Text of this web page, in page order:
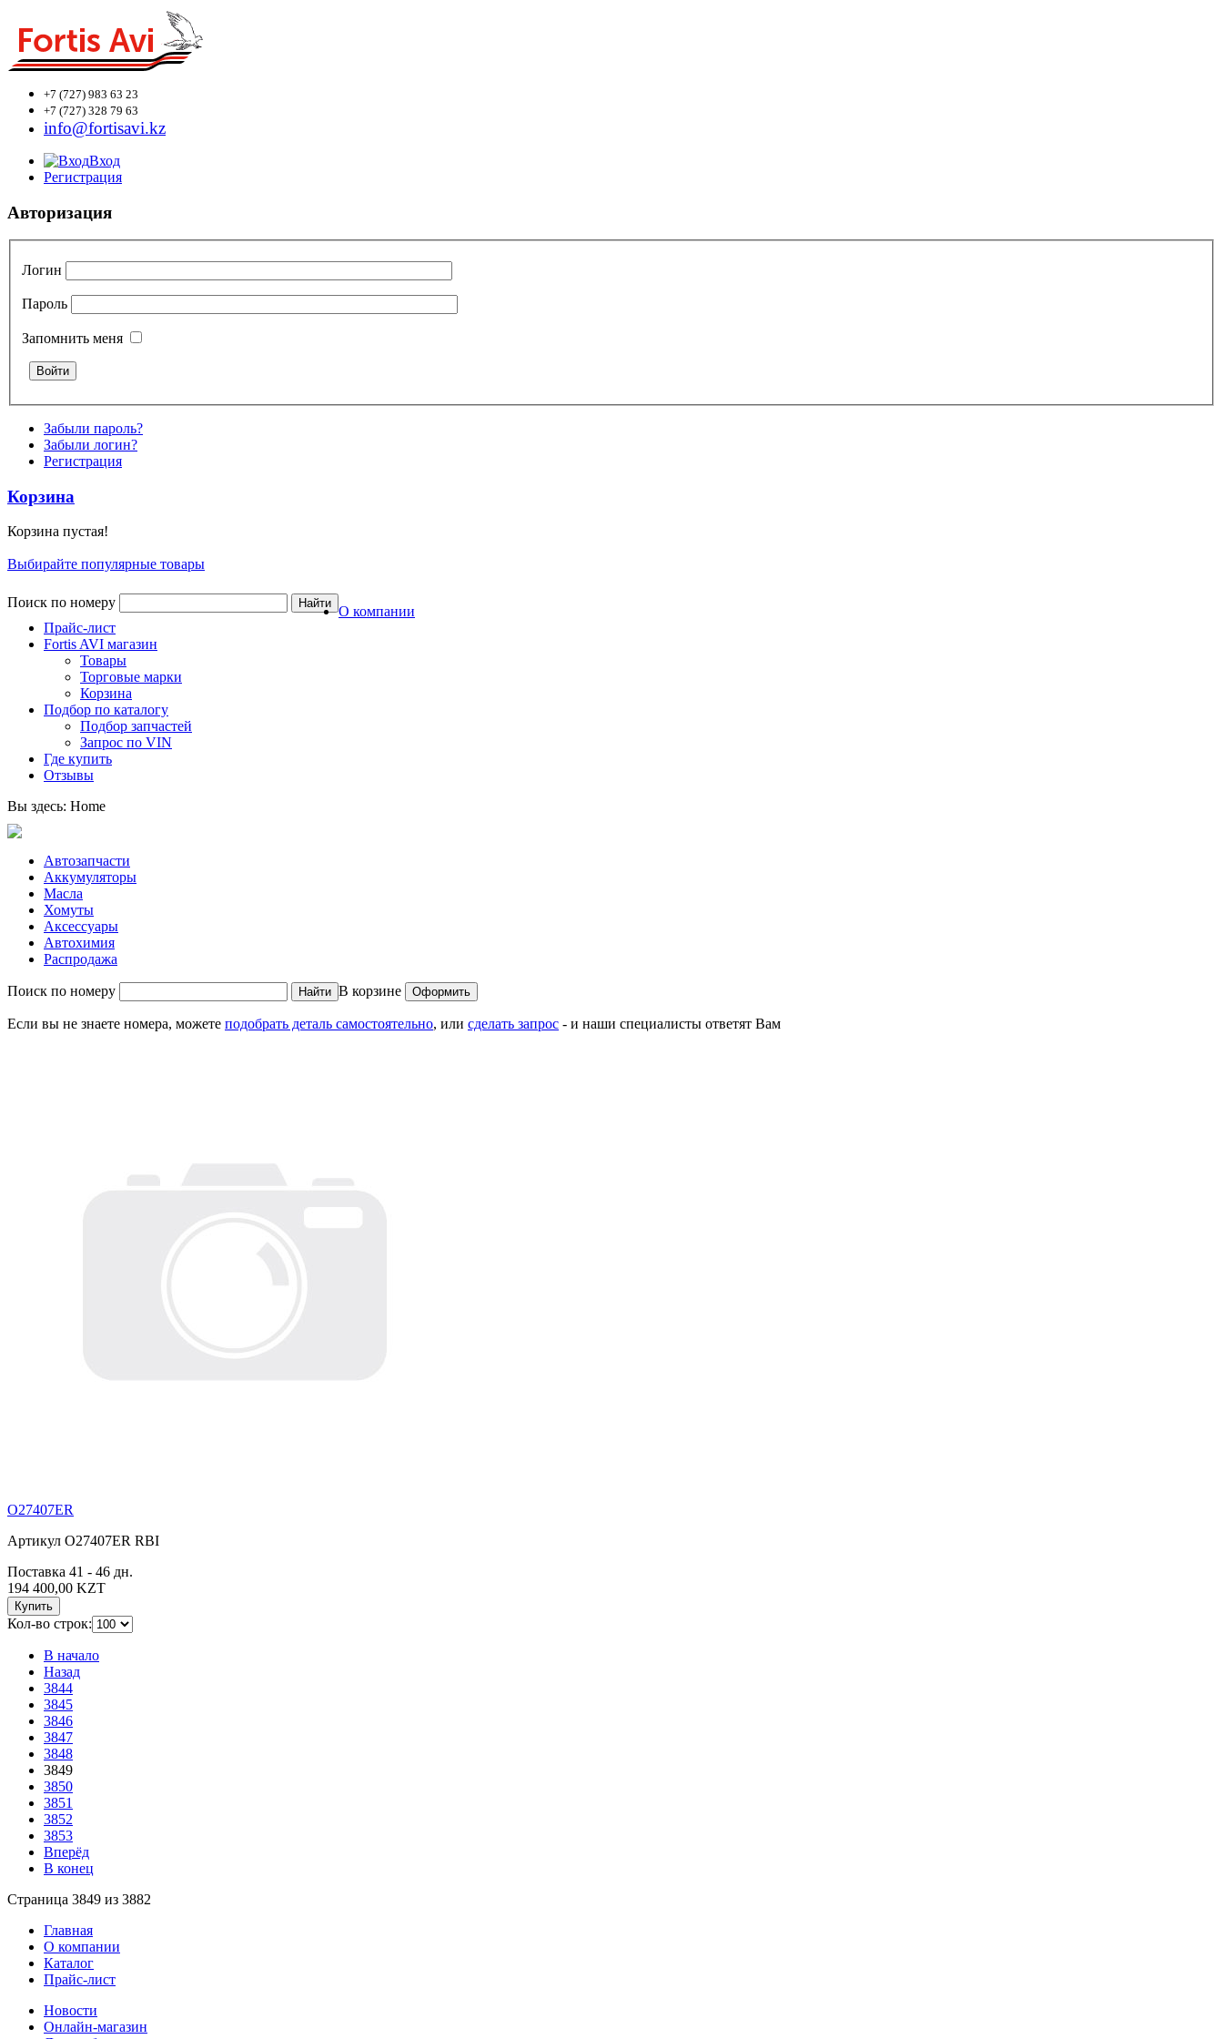
+7 (727) 983 63 23
+7 (727) 328 79 63
info@fortisavi.kz
Вход
Регистрация
Авторизация
Логин
Пароль
Запомнить меня
Забыли пароль?
Забыли логин?
Регистрация
Корзина
Корзина пустая!
Выбирайте популярные товары
Поиск по номеру
О компании
Прайс-лист
Fortis AVI магазин
Товары
Торговые марки
Корзина
Подбор по каталогу
Подбор запчастей
Запрос по VIN
Где купить
Отзывы
Вы здесь: Home
Автозапчасти
Аккумуляторы
Масла
Хомуты
Аксессуары
Автохимия
Распродажа
Поиск по номеру В корзине
Если вы не знаете номера, можете подобрать деталь самостоятельно, или сделать запрос - и наши специалисты ответят Вам
O27407ER
Артикул O27407ER RBI
Поставка 41 - 46 дн.
194 400,00 KZT
Купить
Кол-во строк:
В начало
Назад
3844
3845
3846
3847
3848
3849
3850
3851
3852
3853
Вперёд
В конец
Страница 3849 из 3882
Главная
О компании
Каталог
Прайс-лист
Новости
Онлайн-магазин